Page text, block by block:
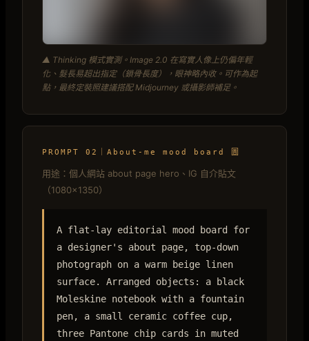
▲ Thinking 模式實測。Image 2.0 在寫實人像上仍偏年輕
化、髮長易超出指定（鎖骨長度），眼神略內收。可作為起
點，最終定裝照建議搭配 Midjourney 或攝影師補足。
PROMPT 02｜About-me mood board 圖
用途：個人網站 about page hero、IG 自介貼文
（1080×1350）
A flat-lay editorial mood board for
a designer's about page, top-down
photograph on a warm beige linen
surface. Arranged objects: a black
Moleskine notebook with a fountain
pen, a small ceramic coffee cup,
three Pantone chip cards in muted